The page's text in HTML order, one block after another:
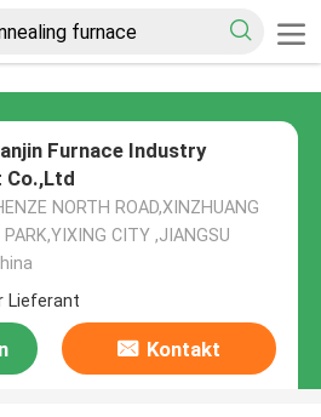
Furnace Industry
Co.,Ltd
NORTH ROAD,XINZHUANG
PARK,YIXING CITY ,JIANGSU
Lieferant
Kontakt